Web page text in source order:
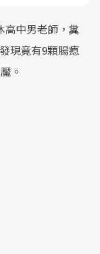
高中男老師，糞
現竟有9顆腸瘜
。
，台灣正在快速
時代。隨著國家
委員會」與「長
醫學」已成全民
，健檢不只是醫
眾了解自身健康
重要起點。
祭體驗「一站式
、體驗到運動，
！
身體變化」出
常感受的對話，
進而引導實際的